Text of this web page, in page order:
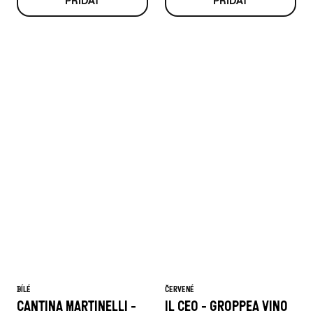
BÍLÉ
CANTINA MARTINELLI -
ČERVENÉ
IL CEO - GROPPEA VINO